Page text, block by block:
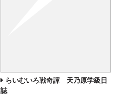
らいむいろ戦奇譚 天乃原学級日
誌